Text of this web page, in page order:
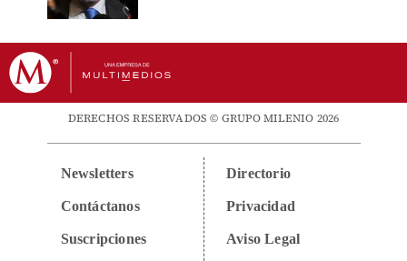
DERECHOS RESERVADOS © GRUPO MILENIO 2026
Newsletters
Contáctanos
Suscripciones
Directorio
Privacidad
Aviso Legal